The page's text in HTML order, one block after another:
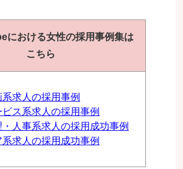
における女性の採用事例集は
こちら
求人の採用事例
ス系求人の採用事例
人事系求人の採用成功事例
求人の採用成功事例